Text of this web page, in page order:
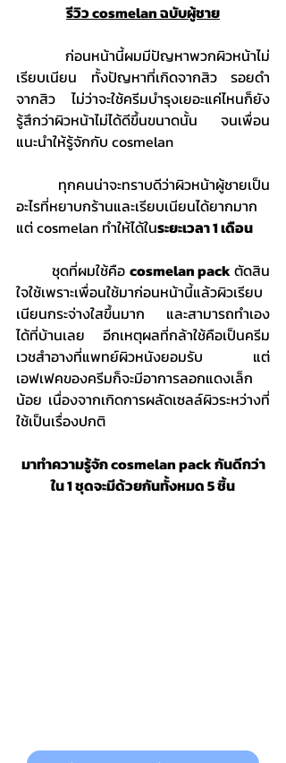
รีวิว cosmelan ฉบับผู้ชาย
เรียบเนียน ทั้งปัญหาที่เกิดจากสิว รอยดำ
จากสิว ไม่ว่าจะใช้ครีมบำรุงเยอะแค่ไหนก็ยัง
รู้สึกว่าผิวหน้าไม่ได้ดีขึ้นขนาดนั้น จนเพื่อน
แนะนำให้รู้จักกับ cosmelan
อะไรที่หยาบกร้านและเรียบเนียนได้ยากมาก
แต่ cosmelan ทำให้ได้ในระยะเวลา 1 เดือน
	ชุดที่ผมใช้คือ
cosmelan pack ตัดสิน
ใจใช้เพราะเพื่อนใช้มาก่อนหน้านี้แล้วผิวเรียบ
เนียนกระจ่างใสขึ้นมาก และสามารถทำเอง
ได้ที่บ้านเลย อีกเหตุผลที่กล้าใช้คือเป็นครีม
เวชสําอางที่แพทย์ผิวหนังยอมรับ แต่
เอฟเฟคของครีมก็จะมีอาการลอกแดงเล็ก
น้อย เนื่องจากเกิดการผลัดเซลล์ผิวระหว่างที่
ใช้เป็นเรื่องปกติ
มาทำความรู้จัก cosmelan pack กันดีกว่า
ใน 1 ชุดจะมีด้วยกันทั้งหมด 5 ชิ้น